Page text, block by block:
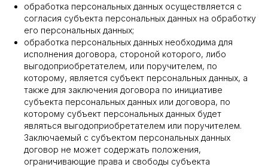
обработка персональных данных осуществляется с
согласия субъекта персональных данных на обработку
его персональных данных;
обработка персональных данных необходима для
исполнения договора, стороной которого, либо
выгодоприобретателем, или поручителем, по
которому, является субъект персональных данных, а
также для заключения договора по инициативе
субъекта персональных данных или договора, по
которому субъект персональных данных будет
являться выгодоприобретателем или поручителем.
Заключаемый с субъектом персональных данных
договор не может содержать положения,
ограничивающие права и свободы субъекта